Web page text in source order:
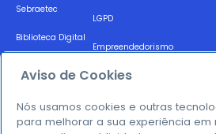
Sebraetec
Biblioteca Digital
Empresarial
LGPD
Empreendedorismo
Feminino
Aviso de Cookies
Nós usamos cookies e outras
para melhorar a sua experiência em